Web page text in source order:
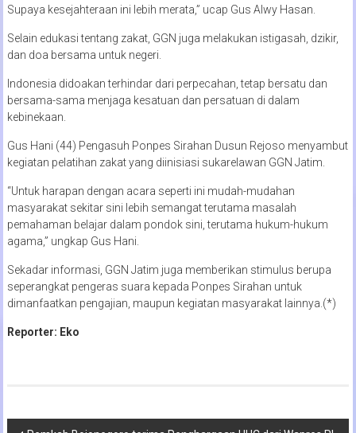
Supaya kesejahteraan ini lebih merata,” ucap Gus Alwy Hasan.
Selain edukasi tentang zakat, GGN juga melakukan istigasah, dzikir,
dan doa bersama untuk negeri.
Indonesia didoakan terhindar dari perpecahan, tetap bersatu dan
bersama-sama menjaga kesatuan dan persatuan di dalam
kebinekaan.
Gus Hani (44) Pengasuh Ponpes Sirahan Dusun Rejoso menyambut
kegiatan pelatihan zakat yang diinisiasi sukarelawan GGN Jatim.
“Untuk harapan dengan acara seperti ini mudah-mudahan
masyarakat sekitar sini lebih semangat terutama masalah
pemahaman belajar dalam pondok sini, terutama hukum-hukum
agama,” ungkap Gus Hani.
Sekadar informasi, GGN Jatim juga memberikan stimulus berupa
seperangkat pengeras suara kepada Ponpes Sirahan untuk
dimanfaatkan pengajian, maupun kegiatan masyarakat lainnya.(*)
Reporter: Eko